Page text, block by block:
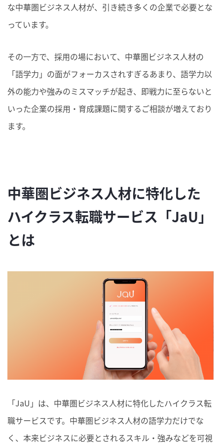
な中華圏ビジネス人材が、引き続き多くの企業で必要とな
っています。
その一方で、採用の場において、 中華圏ビジネス人材の
「語学力」の面がフォーカスされすぎるあまり、語学力以
外の能力や強みのミスマッチが起き、即戦力に至らないと
いった企業の採用・育成課題に関するご相談が増えており
ます。
中華圏ビジネス人材に特化した
ハイクラス転職サービス「JaU」
とは
「JaU」は、 中華圏ビジネス人材に特化したハイクラス転
職サービスです。 中華圏ビジネス人材の語学力だけでな
く、本来ビジネスに必要とされるスキル・強みなどを可視